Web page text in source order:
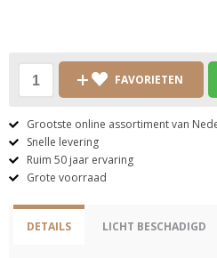
FAVORIETEN
Grootste online assortiment van
Snelle levering
Ruim 50 jaar ervaring
Grote voorraad
DETAILS LICHT BESCHADIGD